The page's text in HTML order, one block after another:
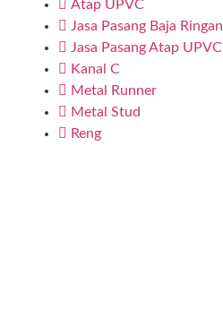
Atap UPVC
Jasa Pasang Baja Ringan
Jasa Pasang Atap UPVC
Kanal C
Metal Runner
Metal Stud
Reng